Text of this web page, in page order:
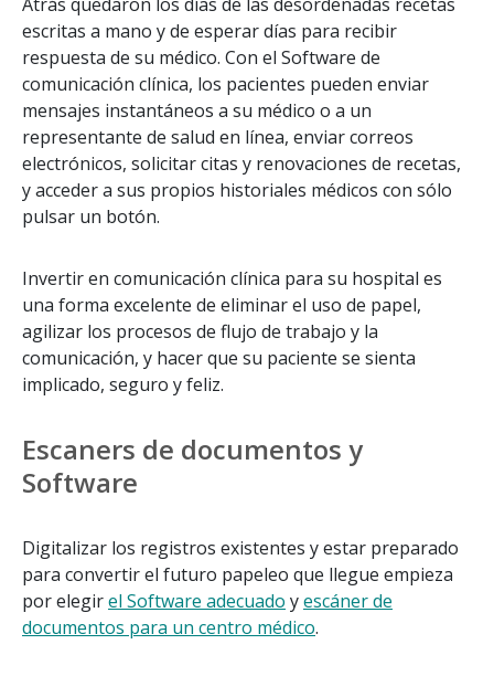
escritas a mano y de esperar días para recibir
respuesta de su médico. Con el Software de
comunicación clínica, los pacientes pueden enviar
mensajes instantáneos a su médico o a un
representante de salud en línea, enviar correos
electrónicos, solicitar citas y renovaciones de recetas,
y acceder a sus propios historiales médicos con sólo
pulsar un botón.
Invertir en comunicación clínica para su hospital es
una forma excelente de eliminar el uso de papel,
agilizar los procesos de flujo de trabajo y la
comunicación, y hacer que su paciente se sienta
implicado, seguro y feliz.
Escaners de documentos y
Software
Digitalizar los registros existentes y estar preparado
para convertir el futuro papeleo que llegue empieza
por elegirel Software adecuado yescáner de
documentos para un centro médico.